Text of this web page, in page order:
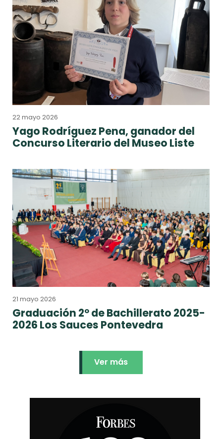
22 mayo 2026
Yago Rodríguez Pena, ganador del
Concurso Literario del Museo Liste
21 mayo 2026
Graduación 2º de Bachillerato 2025-
2026 Los Sauces Pontevedra
Ver más